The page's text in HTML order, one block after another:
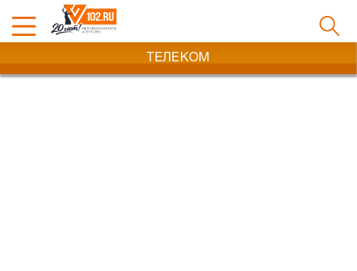
ТЕЛЕКОМ